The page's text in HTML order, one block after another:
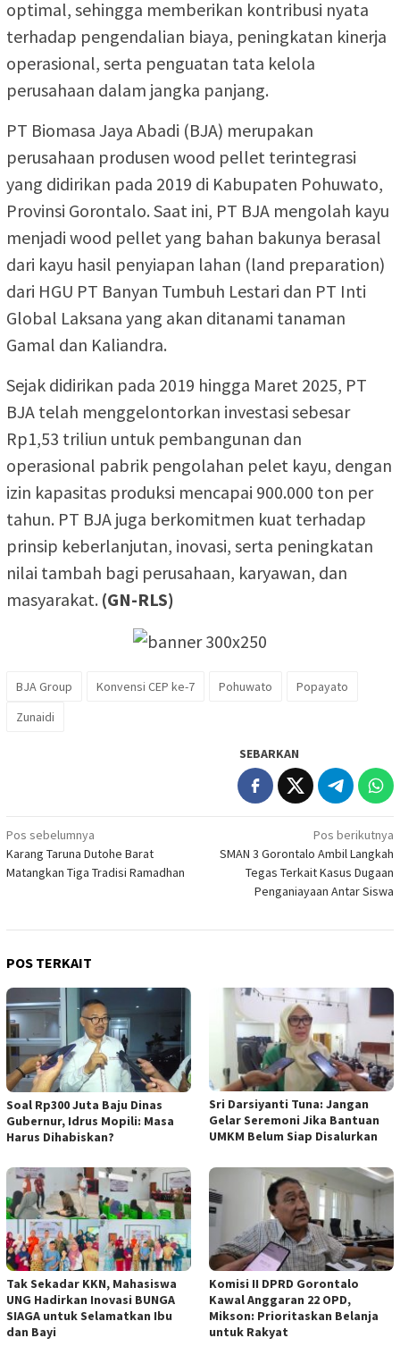
optimal, sehingga memberikan kontribusi nyata
terhadap pengendalian biaya, peningkatan kinerja
operasional, serta penguatan tata kelola
perusahaan dalam jangka panjang.
PT Biomasa Jaya Abadi (BJA) merupakan
perusahaan produsen wood pellet terintegrasi
yang didirikan pada 2019 di Kabupaten Pohuwato,
Provinsi Gorontalo. Saat ini, PT BJA mengolah kayu
menjadi wood pellet yang bahan bakunya berasal
dari kayu hasil penyiapan lahan (land preparation)
dari HGU PT Banyan Tumbuh Lestari dan PT Inti
Global Laksana yang akan ditanami tanaman
Gamal dan Kaliandra.
Sejak didirikan pada 2019 hingga Maret 2025, PT
BJA telah menggelontorkan investasi sebesar
Rp1,53 triliun untuk pembangunan dan
operasional pabrik pengolahan pelet kayu, dengan
izin kapasitas produksi mencapai 900.000 ton per
tahun. PT BJA juga berkomitmen kuat terhadap
prinsip keberlanjutan, inovasi, serta peningkatan
nilai tambah bagi perusahaan, karyawan, dan
masyarakat. (GN-RLS)
BJA Group Konvensi CEP ke-7 Pohuwato
Popayato
Zunaidi
SEBARKAN
Navigasi
pos
Pos sebelumnya
Karang Taruna Dutohe Barat
Matangkan Tiga Tradisi Ramadhan
Pos berikutnya
SMAN 3 Gorontalo Ambil Langkah
Tegas Terkait Kasus Dugaan
Penganiayaan Antar Siswa
POS TERKAIT
Soal Rp300 Juta Baju Dinas
Gubernur, Idrus Mopili: Masa
Harus Dihabiskan?
Sri Darsiyanti Tuna: Jangan
Gelar Seremoni Jika Bantuan
UMKM Belum Siap Disalurkan
Tak Sekadar KKN, Mahasiswa
UNG Hadirkan Inovasi BUNGA
SIAGA untuk Selamatkan Ibu
dan Bayi
Komisi II DPRD Gorontalo
Kawal Anggaran 22 OPD,
Mikson: Prioritaskan Belanja
untuk Rakyat